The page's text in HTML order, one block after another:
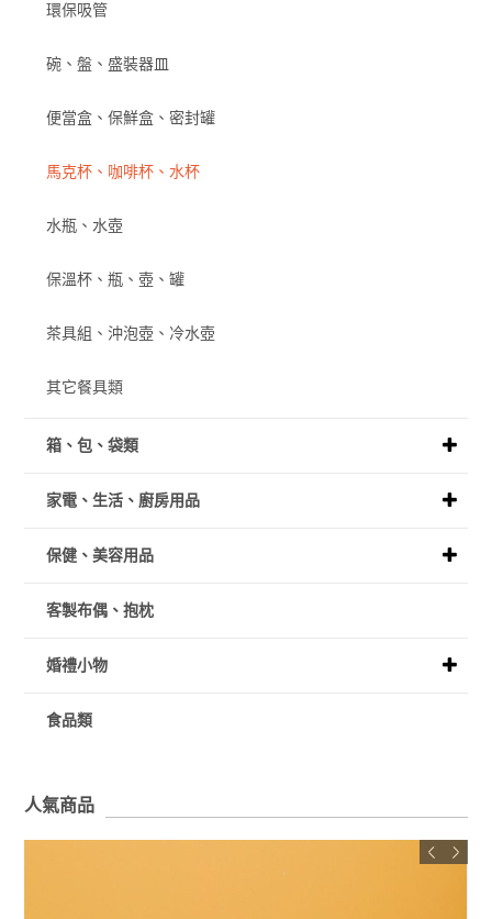
環保吸管
碗、盤、盛裝器皿
便當盒、保鮮盒、密封罐
馬克杯、咖啡杯、水杯
水瓶、水壺
保溫杯、瓶、壺、罐
茶具組、沖泡壺、冷水壺
其它餐具類
箱、包、袋類
家電、生活、廚房用品
保健、美容用品
客製布偶、抱枕
婚禮小物
食品類
人氣商品